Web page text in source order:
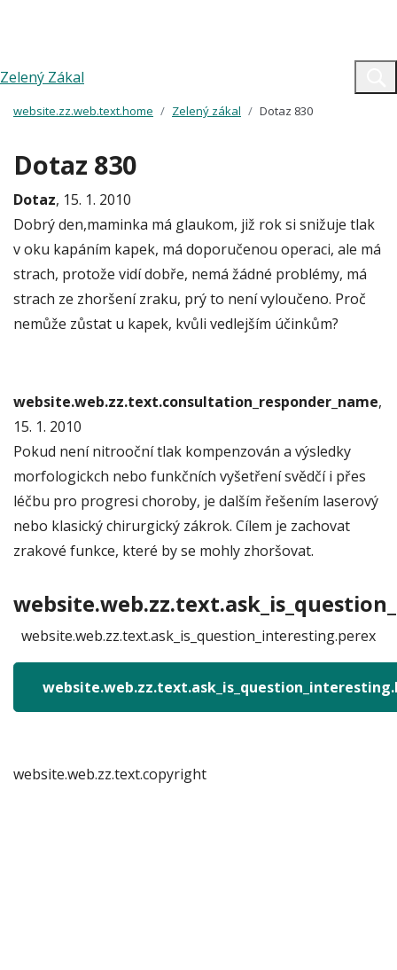
Zelený Zákal
website.zz.web.text.home Zelený zákal Dotaz 830
Dotaz 830
Dotaz, 15. 1. 2010
Dobrý den,maminka má glaukom, již rok si snižuje tlak
v oku kapáním kapek, má doporučenou operaci, ale má
strach, protože vidí dobře, nemá žádné problémy, má
strach ze zhoršení zraku, prý to není vyloučeno. Proč
nemůže zůstat u kapek, kvůli vedlejším účinkům?
website.web.zz.text.consultation_responder_name,
15. 1. 2010
Pokud není nitrooční tlak kompenzován a výsledky
morfologickch nebo funkčních vyšetření svědčí i přes
léčbu pro progresi choroby, je dalším řešením laserový
nebo klasický chirurgický zákrok. Cílem je zachovat
zrakové funkce, které by se mohly zhoršovat.
website.web.zz.text.ask_is_question_interesting.perex
website.web.zz.text.copyright